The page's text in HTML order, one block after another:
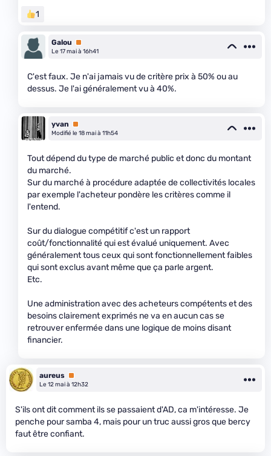
1
Galou
Premium
Le 17 mai à 16h41
C'est faux. Je n'ai jamais vu de critère prix à 50% ou au
dessus. Je l'ai généralement vu à 40%.
yvan
Premium
Modifié le 18 mai à 11h54
Tout dépend du type de marché public et donc du montant
du marché.
Sur du marché à procédure adaptée de collectivités locales
par exemple l'acheteur pondère les critères comme il
l'entend.
Sur du dialogue compétitif c'est un rapport
coût/fonctionnalité qui est évalué uniquement. Avec
généralement tous ceux qui sont fonctionnellement faibles
qui sont exclus avant même que ça parle argent.
Etc.
Une administration avec des acheteurs compétents et des
besoins clairement exprimés ne va en aucun cas se
retrouver enfermée dans une logique de moins disant
financier.
aureus Premium
Le 12 mai à 12h32
S'ils ont dit comment ils se passaient d'AD, ca m'intéresse. Je
penche pour samba 4, mais pour un truc aussi gros que bercy
faut être confiant.